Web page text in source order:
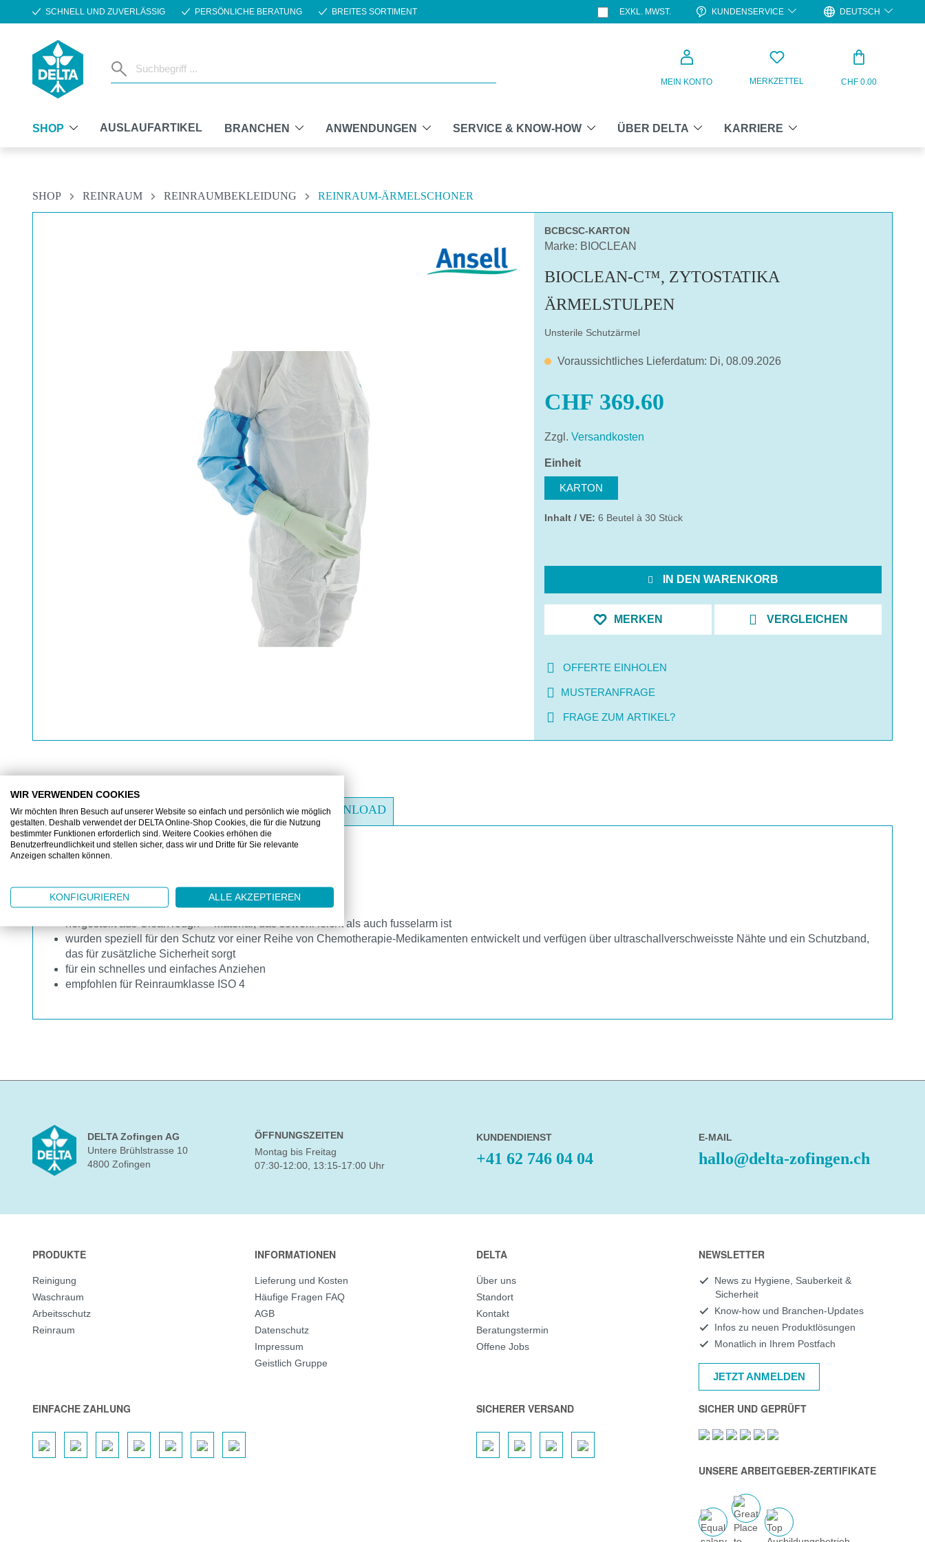
Hauptinhalt springen
Zur Suche springen
Zur Hauptnavigation springen
SCHNELL UND ZUVERLÄSSIG PERSÖNLICHE BERATUNG BREITES SORTIMENT EXKL. MWST. KUNDENSERVICE DEUTSCH
MEIN KONTO MERKZETTEL CHF 0.00
SHOP AUSLAUFARTIKEL BRANCHEN ANWENDUNGEN SERVICE & KNOW-HOW ÜBER DELTA KARRIERE
SHOP REINRAUM REINRAUMBEKLEIDUNG
REINRAUM-ÄRMELSCHONER
BCBCSC-KARTON
Marke: BIOCLEAN
BIOCLEAN-C™, ZYTOSTATIKA
ÄRMELSTULPEN
Unsterile Schutzärmel
Voraussichtliches Lieferdatum: Di, 08.09.2026
CHF 369.60
Zzgl. Versandkosten
Einheitauswählen
KARTON
Inhalt / VE: 6 Beutel à 30 Stück
IN DEN WARENKORB
MERKEN VERGLEICHEN
OFFERTE EINHOLEN
MUSTERANFRAGE
FRAGE ZUM ARTIKEL?
BESCHREIBUNG ZUSATZINFORMATIONEN DOWNLOAD
Unsterile Ärmelüberzüge zum Schutz vor Chemotherapeutika
Einheitsgrösse
hergestellt aus CleanTough™-Material, das sowohl leicht als auch fusselarm ist
wurden speziell für den Schutz vor einer Reihe von Chemotherapie-Medikamenten entwickelt und verfügen über ultraschallverschweisste Nähte und ein Schutzband,
das für zusätzliche Sicherheit sorgt
für ein schnelles und einfaches Anziehen
empfohlen für Reinraumklasse ISO 4
DELTA Zofingen AG
Untere Brühlstrasse 10
4800 Zofingen
ÖFFNUNGSZEITEN
Montag bis Freitag
07:30-12:00, 13:15-17:00 Uhr
KUNDENDIENST
+41 62 746 04 04
E-MAIL
hallo@delta-zofingen.ch
PRODUKTE
Reinigung
Waschraum
Arbeitsschutz
Reinraum
INFORMATIONEN
Lieferung und Kosten
Häufige Fragen FAQ
AGB
Datenschutz
Impressum
Geistlich Gruppe
DELTA
Über uns
Standort
Kontakt
Beratungstermin
Offene Jobs
NEWSLETTER
News zu Hygiene, Sauberkeit &
Sicherheit
Know-how und Branchen-Updates
Infos zu neuen Produktlösungen
Monatlich in Ihrem Postfach
JETZT ANMELDEN
EINFACHE ZAHLUNG SICHERER VERSAND SICHER UND GEPRÜFT
UNSERE ARBEITGEBER-ZERTIFIKATE
WIR VERWENDEN COOKIES
Wir möchten Ihren Besuch auf unserer Website so einfach und persönlich wie möglich
gestalten. Deshalb verwendet der DELTA Online-Shop Cookies, die für die Nutzung
bestimmter Funktionen erforderlich sind. Weitere Cookies erhöhen die
Benutzerfreundlichkeit und stellen sicher, dass wir und Dritte für Sie relevante
Anzeigen schalten können.
KONFIGURIEREN ALLE AKZEPTIEREN